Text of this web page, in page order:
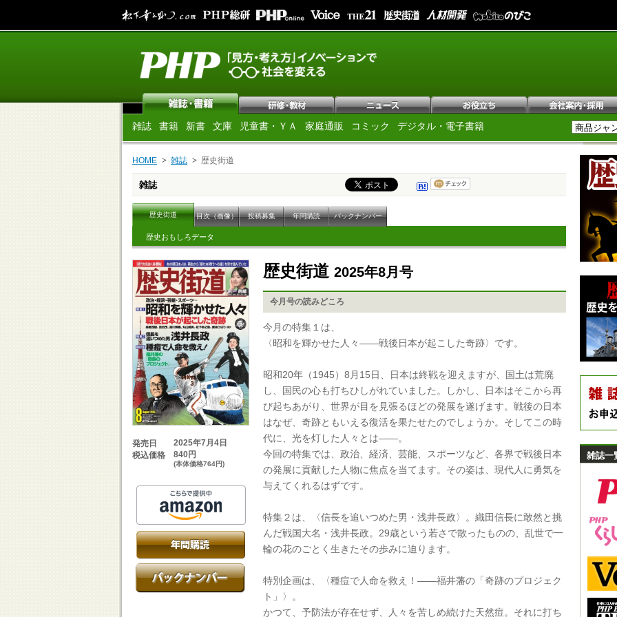
雑誌 書籍 新書 文庫 児童書・ＹＡ 家庭通販 コミック デジタル・電子書籍
HOME 雑誌 歴史街道
雑誌
歴史街道 目次（画像） 投稿募集 年間購読 バックナンバー
歴史おもしろデータ
発売日
2025年7月4日
税込価格
840円
(本体価格764円)
歴史街道 2025年8月号
今月号の読みどころ
今月の特集１は、
〈昭和を輝かせた人々――戦後日本が起こした奇跡〉です。
昭和20年（1945）8月15日、日本は終戦を迎えますが、国土は荒廃
し、国民の心も打ちひしがれていました。しかし、日本はそこから再
び起ちあがり、世界が目を見張るほどの発展を遂げます。戦後の日本
はなぜ、奇跡ともいえる復活を果たせたのでしょうか。そしてこの時
代に、光を灯した人々とは――。
今回の特集では、政治、経済、芸能、スポーツなど、各界で戦後日本
の発展に貢献した人物に焦点を当てます。その姿は、現代人に勇気を
与えてくれるはずです。
特集２は、〈信長を追いつめた男・浅井長政〉。織田信長に敢然と挑
んだ戦国大名・浅井長政。29歳という若さで散ったものの、乱世で一
輪の花のごとく生きたその歩みに迫ります。
特別企画は、〈種痘で人命を救え！――福井藩の「奇跡のプロジェク
ト」〉。
かつて、予防法が存在せず、人々を苦しめ続けた天然痘。それに打ち
雑誌一